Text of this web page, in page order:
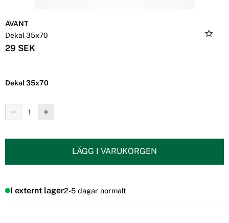
AVANT
Dekal 35x70
29 SEK
Dekal 35x70
LÄGG I VARUKORGEN
I externt lager2-5 dagar normalt